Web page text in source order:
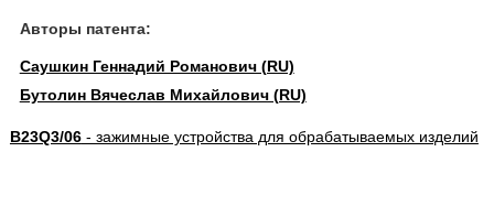
Авторы патента:
Саушкин Геннадий Романович (RU)
Бутолин Вячеслав Михайлович (RU)
B23Q3/06- зажимные устройства для обрабатываемых изделий